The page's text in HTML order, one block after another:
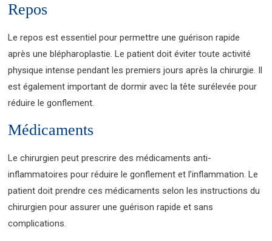
Repos
Le repos est essentiel pour permettre une guérison rapide
après une blépharoplastie. Le patient doit éviter toute activité
physique intense pendant les premiers jours après la chirurgie. Il
est également important de dormir avec la tête surélevée pour
réduire le gonflement.
Médicaments
Le chirurgien peut prescrire des médicaments anti-
inflammatoires pour réduire le gonflement et l’inflammation. Le
patient doit prendre ces médicaments selon les instructions du
chirurgien pour assurer une guérison rapide et sans
complications.